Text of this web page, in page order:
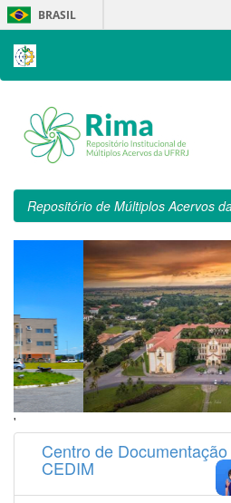
Skip
navigation
BRASIL
Repositório de Múltiplos Acervos
'
Centro de
CEDIM